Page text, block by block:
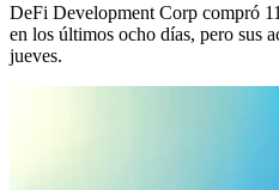
DeFi Development Corp compró
en los últimos ocho días, pero sus
jueves.